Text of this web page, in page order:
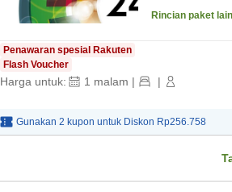
Rincian paket
Penawaran spesial Rakuten
Flash Voucher
Harga untuk: 1 malam | |
Gunakan 2 kupon untuk Diskon Rp256.758